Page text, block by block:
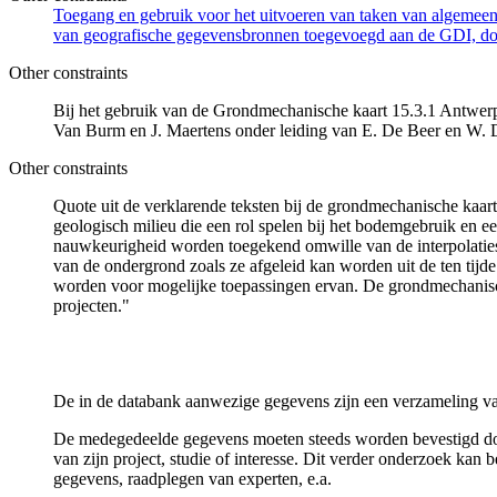
Toegang en gebruik voor het uitvoeren van taken van
van geografische gegevensbronnen toegevoegd aan de GDI,
Other constraints
Bij het gebruik van de Grondmechanische kaart 15.3.1
Van Burm en J. Maertens onder leiding van E. De Beer en W.
Other constraints
Quote uit de verklarende teksten bij de grondmechanische
geologisch milieu die een rol spelen bij het bodemgebruik en
nauwkeurigheid worden toegekend omwille van de
van de ondergrond zoals ze afgeleid kan worden uit de ten
worden voor mogelijke toepassingen ervan. De
projecten."
De in de databank aanwezige gegevens zijn een verzameling
De medegedeelde gegevens moeten steeds worden
van zijn project, studie of interesse. Dit verder onderzoek kan
gegevens, raadplegen van experten, e.a.